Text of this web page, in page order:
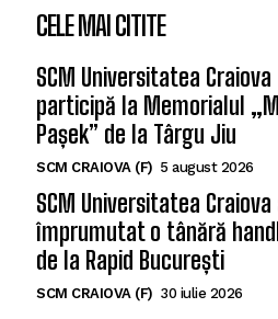
CELE MAI CITITE
SCM Universitatea Craiova
participă la Memorialul
Pașek” de la Târgu Jiu
SCM CRAIOVA (F) 5 august 2026
SCM Universitatea Craiova
împrumutat o tânără
de la Rapid București
SCM CRAIOVA (F) 30 iulie 2026